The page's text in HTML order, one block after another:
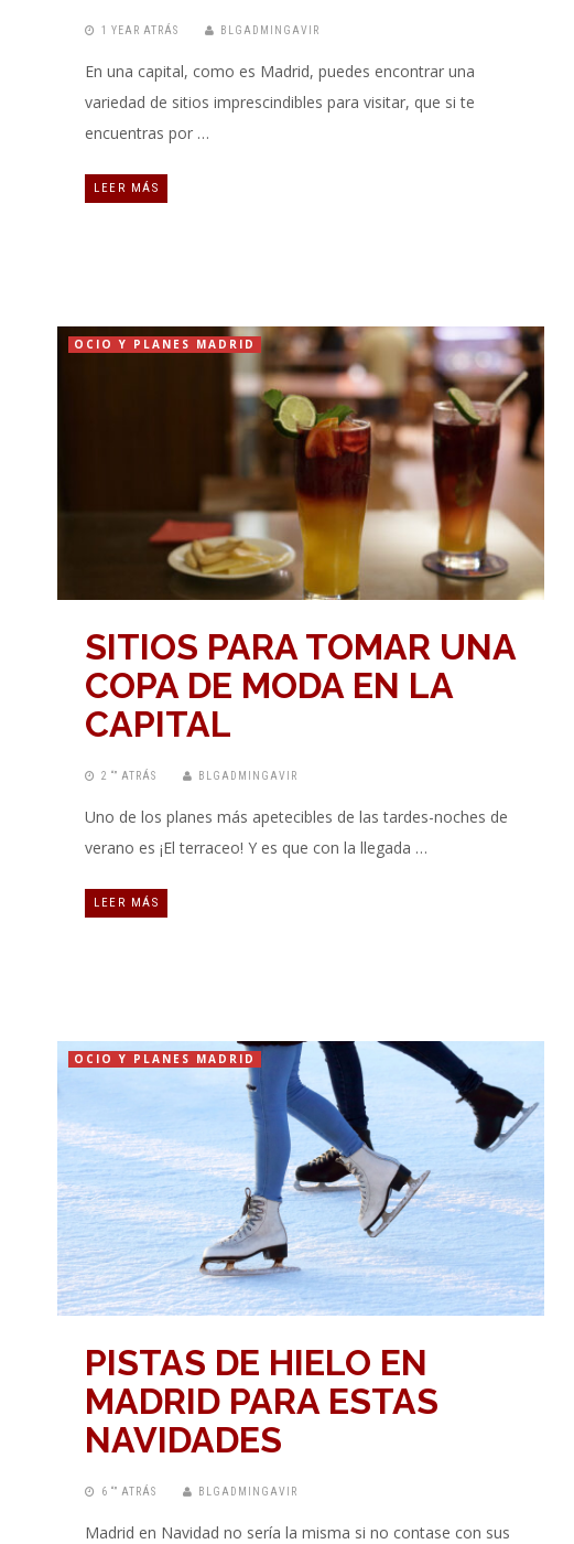
1 YEAR ATRÁS BLGADMINGAVIR
En una capital, como es Madrid, puedes encontrar una
variedad de sitios imprescindibles para visitar, que si te
encuentras por …
LEER MÁS
OCIO Y PLANES MADRID
SITIOS PARA TOMAR UNA
COPA DE MODA EN LA
CAPITAL
2 “” ATRÁS BLGADMINGAVIR
Uno de los planes más apetecibles de las tardes-noches de
verano es ¡El terraceo! Y es que con la llegada …
LEER MÁS
OCIO Y PLANES MADRID
PISTAS DE HIELO EN
MADRID PARA ESTAS
NAVIDADES
6 “” ATRÁS BLGADMINGAVIR
Madrid en Navidad no sería la misma si no contase con sus